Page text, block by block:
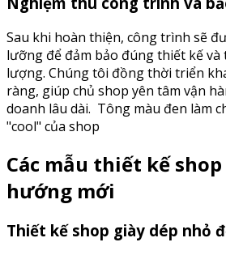
Sau khi hoàn thiện, công trình sẽ
lưỡng để đảm bảo đúng thiết kế và
lượng. Chúng tôi đồng thời triển
ràng, giúp chủ shop yên tâm vận
doanh lâu dài. Tông màu đen làm
"cool" của shop
Các mẫu thiết kế
hướng mới
Thiết kế shop giày dép nhỏ